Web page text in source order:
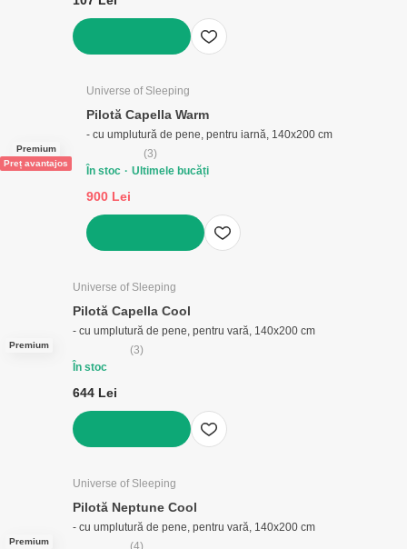
Premium
Preț avantajos
Universe of Sleeping
Pilotă Capella Warm
- cu umplutură de pene, pentru iarnă, 140x200 cm
(3)
În stoc
Ultimele bucăți
900 Lei
Premium
Universe of Sleeping
Pilotă Capella Cool
- cu umplutură de pene, pentru vară, 140x200 cm
(3)
În stoc
644 Lei
Premium
Universe of Sleeping
Pilotă Neptune Cool
- cu umplutură de pene, pentru vară, 140x200 cm